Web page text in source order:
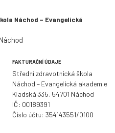
Náchod – Evangelická
FAKTURAČNÍ ÚDAJE
Střední zdravotnická škola
Náchod – Evangelická akademie
Kladská 335, 54701 Náchod
IČ: 00189391
Číslo účtu: 354143551/0100